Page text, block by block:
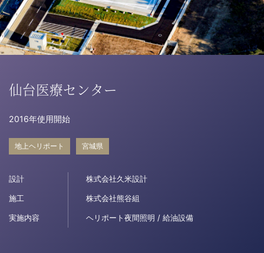
お問い合わせ
病院関係者の方
自治体関係者の方
設計及び建築関係者の方
English
仙台医療センター
2016年使用開始
地上ヘリポート 宮城県
設計 株式会社久米設計
施工 株式会社熊谷組
実施内容 ヘリポート夜間照明 / 給油設備